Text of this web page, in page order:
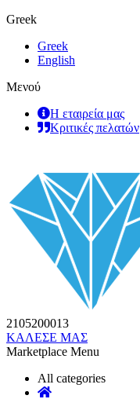
Greek
Greek
English
Μενού
Η εταιρεία μας
Κριτικές πελατών
2105200013
ΚΑΛΕΣΕ ΜΑΣ
Marketplace Menu
All categories